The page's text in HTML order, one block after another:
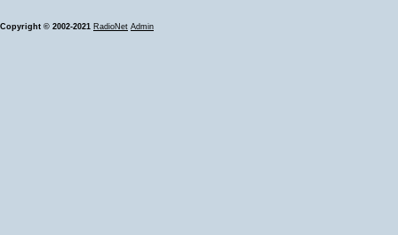
Copyright © 2002-2021 RadioNet Admin